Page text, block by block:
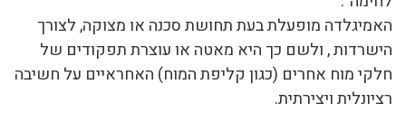
האמיגלדה מופעלת בעת תחושת סכנה או מצוקה, לצורך
הישרדות , ולשם כך היא מאטה או עוצרת תפקודים של
חלקי מוח אחרים (כגון קליפת המוח) האחראיים על חשיבה
רציונלית ויצירתית.